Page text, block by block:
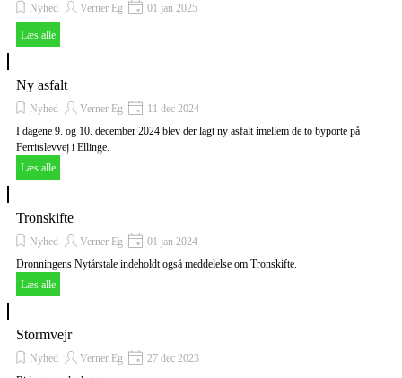
Nyhed Verner Eg 01 jan 2025
Læs alle
Ny asfalt
Nyhed Verner Eg
11 dec 2024
I dagene 9. og 10. december 2024 blev der lagt ny asfalt imellem de to byporte på
Ferritslevvej i Ellinge.
Læs alle
Tronskifte
Nyhed Verner Eg
01 jan 2024
Dronningens Nytårstale indeholdt også meddelelse om Tronskifte.
Læs alle
Stormvejr
Nyhed Verner Eg
27 dec 2023